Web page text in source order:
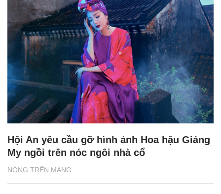
NÓNG TRÊN MẠNG
Hội An yêu cầu gỡ hình ảnh Hoa hậu Giáng
My ngồi trên nóc ngôi nhà cổ